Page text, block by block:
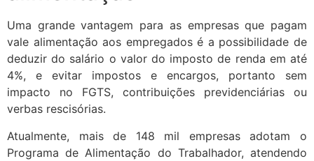
Uma grande vantagem para as empresas que pagam
vale alimentação aos empregados é a possibilidade de
deduzir do salário o valor do imposto de renda em até
4%, e evitar impostos e encargos, portanto sem
impacto no FGTS, contribuições previdenciárias ou
verbas rescisórias.
Atualmente, mais de 148 mil empresas adotam o
Programa de Alimentação do Trabalhador, atendendo